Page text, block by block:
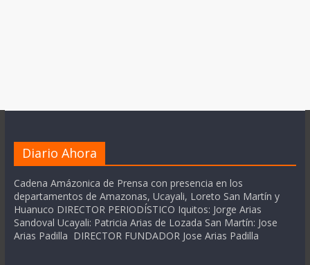
Diario Ahora
Cadena Amázonica de Prensa con presencia en los
departamentos de Amazonas, Ucayali, Loreto San Martín y
Huanuco DIRECTOR PERIODÍSTICO Iquitos: Jorge Arias
Sandoval Ucayali: Patricia Arias de Lozada San Martín: Jose
Arias Padilla DIRECTOR FUNDADOR Jose Arias Padilla